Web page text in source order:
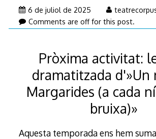
6 de juliol de 20256
de
2025
Comments are off for this post.
Pròxima activitat:
dramatitzada d'»Un
Margarides (a cada
bruixa)»
Aquesta temporada ens hem